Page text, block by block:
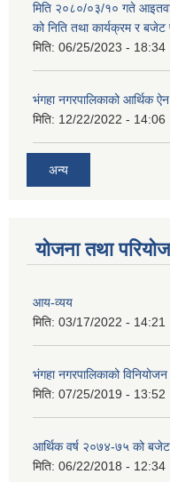
मिति २०८०/०३/१० गते
को निति तथा कार्यक्रम र बजेट
मिति: 06/25/2023 - 18:34
भंगहा नगरपालिकाको आर्थिक
मिति: 12/22/2022 - 14:06
अन्य
योजना तथा
आय-व्यय
मिति: 03/17/2022 - 14:21
भंगहा नगरपालिकाको
मिति: 07/25/2019 - 13:52
आर्थिक वर्ष २०७४-७५ को बजेट
मिति: 06/22/2018 - 12:34